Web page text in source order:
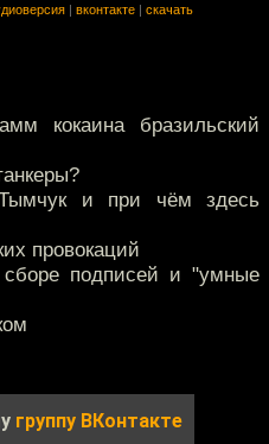
вконтакте скачать
кокаина бразильский
и при чём здесь
провокаций
подписей и "умные
группу ВКонтакте